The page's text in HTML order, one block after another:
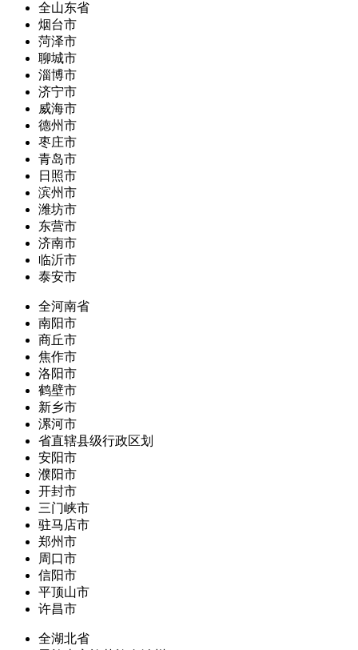
全山东省
烟台市
菏泽市
聊城市
淄博市
济宁市
威海市
德州市
枣庄市
青岛市
日照市
滨州市
潍坊市
东营市
济南市
临沂市
泰安市
全河南省
南阳市
商丘市
焦作市
洛阳市
鹤壁市
新乡市
漯河市
省直辖县级行政区划
安阳市
濮阳市
开封市
三门峡市
驻马店市
郑州市
周口市
信阳市
平顶山市
许昌市
全湖北省